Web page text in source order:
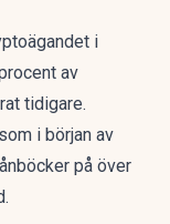
i
av
tidigare.
i början av
på över